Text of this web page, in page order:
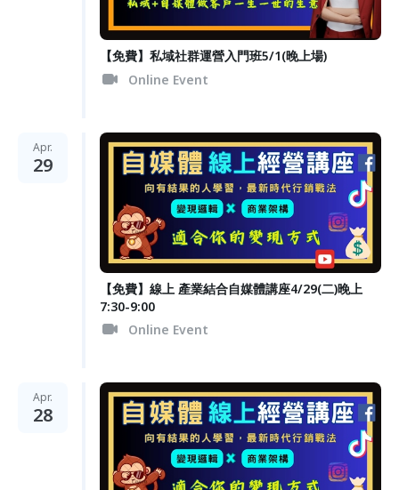
【免費】私域社群運營入門班5/1(晚上場)
Online Event
Apr.
29
【免費】線上 產業結合自媒體講座4/29(二)晚上
7:30-9:00
Online Event
Apr.
28